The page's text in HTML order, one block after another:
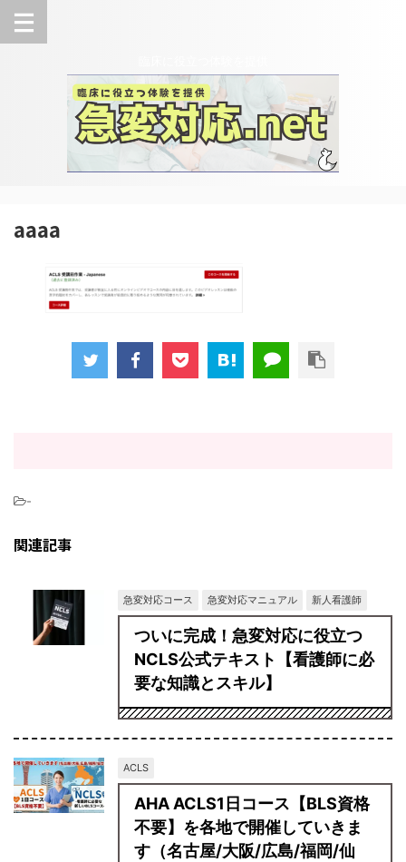
aaaa
-
関連記事
急変対応コース 急変対応マニュアル 新人看護師
ついに完成！急変対応に役立つ
NCLS公式テキスト【看護師に必
要な知識とスキル】
ACLS
AHA ACLS1日コース【BLS資格
不要】を各地で開催していきま
す（名古屋/大阪/広島/福岡/仙